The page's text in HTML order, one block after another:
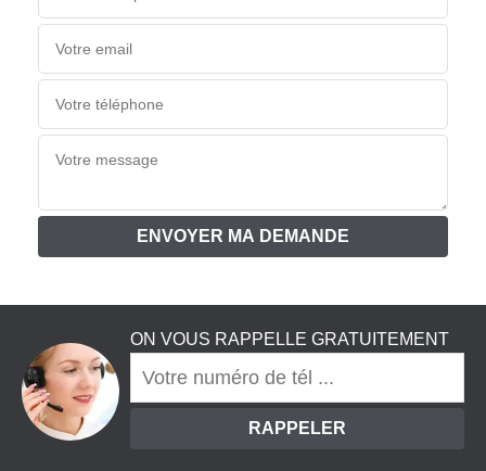
ON VOUS RAPPELLE GRATUITEMENT